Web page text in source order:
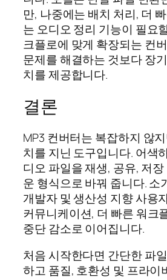
만, 나중에는 배치 처리, 더
는 오디오 정리 기능이 필요
크플로에 맞게 확장되는 컨
문제를 해결하는 것보다 장
치를 제공합니다.
결론
MP3 컨버터는 복잡하지 않
치를 지닌 도구입니다. 어색
디오 파일을 재생, 공유, 저
운 형식으로 바꿔 줍니다. 소
개발자 및 생산성 지향 사용
커뮤니케이션, 더 빠른 워크
중단 감소로 이어집니다.
처음 시작한다면 간단한 파
하고 품질, 호환성 및 프라이